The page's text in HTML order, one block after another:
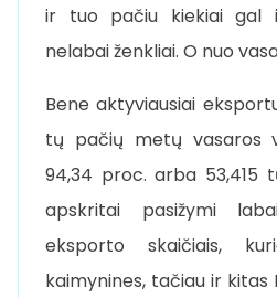
ir tuo pačiu kiekiai gal
nelabai ženkliai. O nuo
Bene aktyviausiai
tų pačių metų vasaros
94,34 proc. arba 53,415
apskritai pasižymi
eksporto skaičiais,
kaimynines, tačiau ir kitas